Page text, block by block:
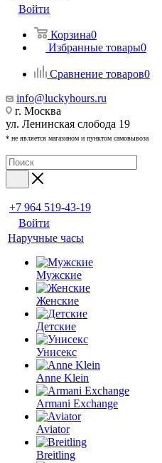
Войти
Корзина0
Избранные товары0
Сравнение товаров0
info@luckyhours.ru
г. Москва
ул. Ленинская слобода 19
* не является магазином и пунктом самовывоза
+7 964 519-43-19
Войти
Наручные часы
Мужские
Женские
Детские
Унисекс
Anne Klein
Armani Exchange
Aviator
Breitling